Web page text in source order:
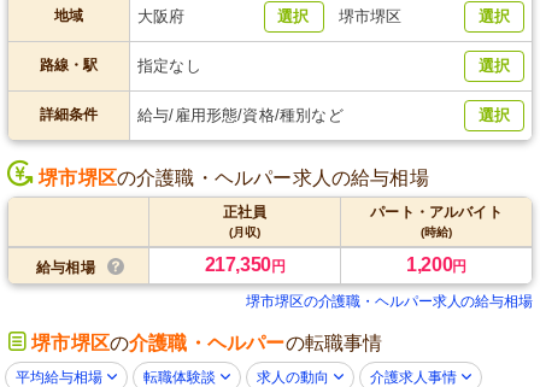
地域 大阪府 選択 堺市堺区 選択
路線・駅 指定なし 選択
詳細条件 給与/雇用形態/資格/種別など 選択
堺市堺区の介護職・ヘルパー求人の給与相場
正社員
(月収)
パート・アルバイト
(時給)
給与相場 217,350円 1,200円
堺市堺区の介護職・ヘルパー求人の給与相場
堺市堺区の介護職・ヘルパーの転職事情
平均給与相場 転職体験談 求人の動向 介護求人事情